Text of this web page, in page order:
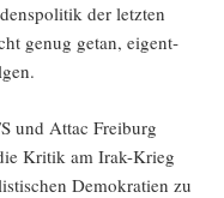
der letz­ten
genug getan, eigent­
und Attac Frei­burg
Kri­tik am Irak-Krieg
Demo­kra­tien zu